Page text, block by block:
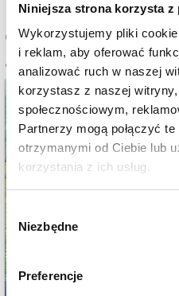
Niniejsza strona korzysta z
Wykorzystujemy pliki
i reklam, aby oferować
analizować ruch w naszej
korzystasz z naszej
społecznościowym,
Partnerzy mogą połączyć
otrzymanymi od Ciebie lub
korzystania z ich usług.
Wybór
zgody
Niezbędne
Preferencje
Cena sprzedaży
4 500 zł